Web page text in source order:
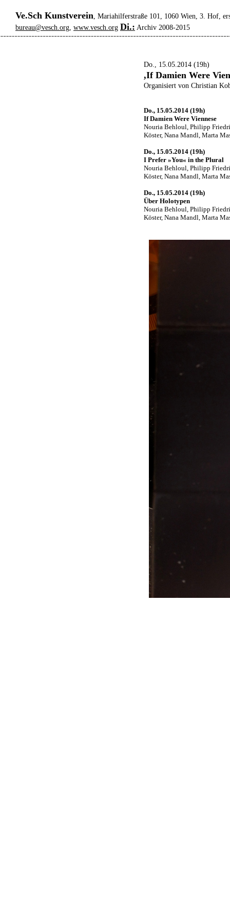
Ve.Sch Kunstverein, Mariahilferstraße 101, 1060 Wien, 3. Hof,
bureau@vesch.org, www.vesch.org Di.: Archiv 2008-2015
Do., 15.05.2014 (19h)
,If Damien Were
Organisiert von Christian
Do., 15.05.2014 (19h)
If Damien Were Viennese
Nouria Behloul, Philipp
Köster, Nana Mandl, Marta
Do., 15.05.2014 (19h)
I Prefer »You« in the Plural
Nouria Behloul, Philipp
Köster, Nana Mandl, Marta
Do., 15.05.2014 (19h)
Über Holotypen
Nouria Behloul, Philipp
Köster, Nana Mandl, Marta